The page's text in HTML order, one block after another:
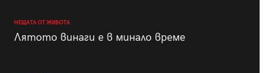
НЕЩАТА ОТ ЖИВОТА
Лятото винаги е в минало време